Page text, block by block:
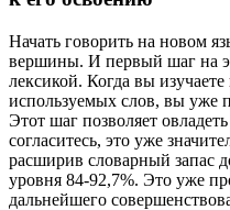
Начать говорить на новом
вершины. И первый шаг на
лексикой. Когда вы
используемых слов, вы уже
Этот шаг позволяет
согласитесь, это уже
расширив словарный запас
уровня 84-92,7%. Это уже
дальнейшего